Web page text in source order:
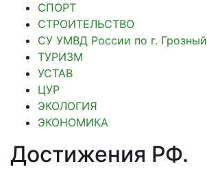
СПОРТ
СТРОИТЕЛЬСТВО
СУ УМВД России по г. Грозный
ТУРИЗМ
УСТАВ
ЦУР
ЭКОЛОГИЯ
ЭКОНОМИКА
Достижения РФ.